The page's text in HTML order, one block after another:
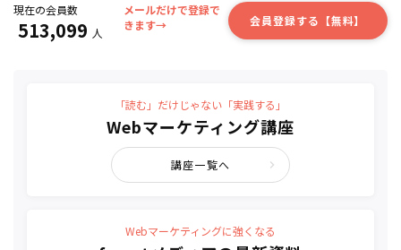
現在の会員数
513,099 人
メールだけで登録で
きます→
会員登録する【無料】
「読む」だけじゃない「実践する」
Webマーケティング講座
講座一覧へ
Webマーケティングに強くなる